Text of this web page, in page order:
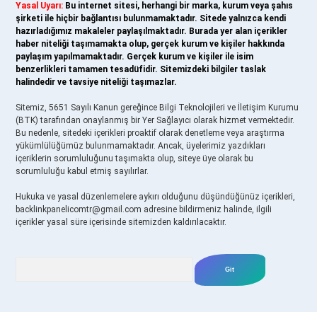
Yasal Uyarı: Bu internet sitesi, herhangi bir marka, kurum veya şahıs
şirketi ile hiçbir bağlantısı bulunmamaktadır. Sitede yalnızca kendi
hazırladığımız makaleler paylaşılmaktadır. Burada yer alan içerikler
haber niteliği taşımamakta olup, gerçek kurum ve kişiler hakkında
paylaşım yapılmamaktadır. Gerçek kurum ve kişiler ile isim
benzerlikleri tamamen tesadüfidir. Sitemizdeki bilgiler taslak
halindedir ve tavsiye niteliği taşımazlar.
Sitemiz, 5651 Sayılı Kanun gereğince Bilgi Teknolojileri ve İletişim Kurumu
(BTK) tarafından onaylanmış bir Yer Sağlayıcı olarak hizmet vermektedir.
Bu nedenle, sitedeki içerikleri proaktif olarak denetleme veya araştırma
yükümlülüğümüz bulunmamaktadır. Ancak, üyelerimiz yazdıkları
içeriklerin sorumluluğunu taşımakta olup, siteye üye olarak bu
sorumluluğu kabul etmiş sayılırlar.
Hukuka ve yasal düzenlemelere aykırı olduğunu düşündüğünüz içerikleri,
backlinkpanelicomtr@gmail.com adresine bildirmeniz halinde, ilgili
içerikler yasal süre içerisinde sitemizden kaldırılacaktır.